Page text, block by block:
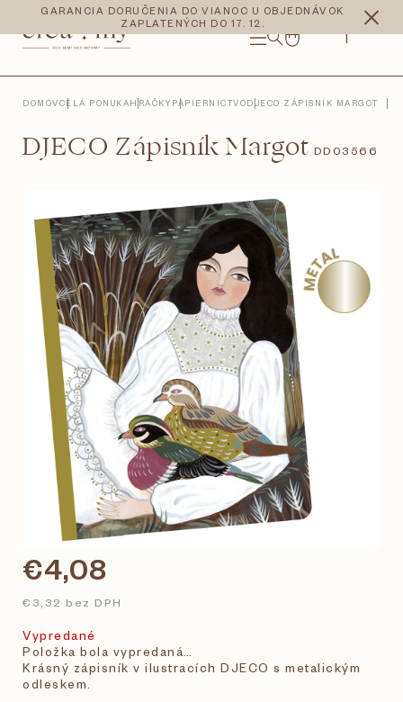
obsah
GARANCIA DORUČENIA DO VIANOC U OBJEDNÁVOK
ZAPLATENÝCH DO 17. 12.
NÁKUPNÝ
CZK EUR
DOMOVCELÁ PONUKAHRAČKY PAPIERNICTVODJECO ZÁPISNÍK MARGOT
DJECO Zápisník Margot DD03566
€4,08
€3,32 bez DPH
Vypredané
Položka bola vypredaná…
Krásný zápisník v ilustracích DJECO s metalickým
odleskem.